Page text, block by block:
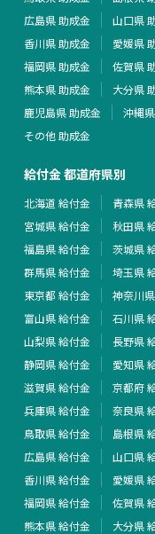
広島県 助成金
山口県
香川県 助成金
愛媛県
福岡県 助成金
佐賀県
熊本県 助成金
大分県
鹿児島県 助成金
沖縄
その他 助成金
給付金 都道府県別
北海道 給付金 青森県
宮城県 給付金
秋田県
福島県 給付金
茨城県
群馬県 給付金
埼玉県
東京都 給付金
神奈川
富山県 給付金
石川県
山梨県 給付金
長野県
静岡県 給付金
愛知県
滋賀県 給付金
京都府
兵庫県 給付金
奈良県
鳥取県 給付金
島根県
広島県 給付金
山口県
香川県 給付金
愛媛県
福岡県 給付金
佐賀県
熊本県 給付金
大分県